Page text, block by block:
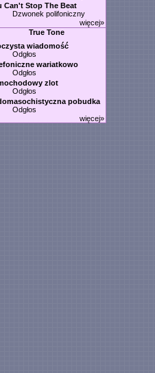
Can't Stop The Beat
Dzwonek polifoniczny
więcej»
True Tone
wiadomość
Odgłos
wariatkowo
Odgłos
zlot
Odgłos
pobudka
Odgłos
więcej»